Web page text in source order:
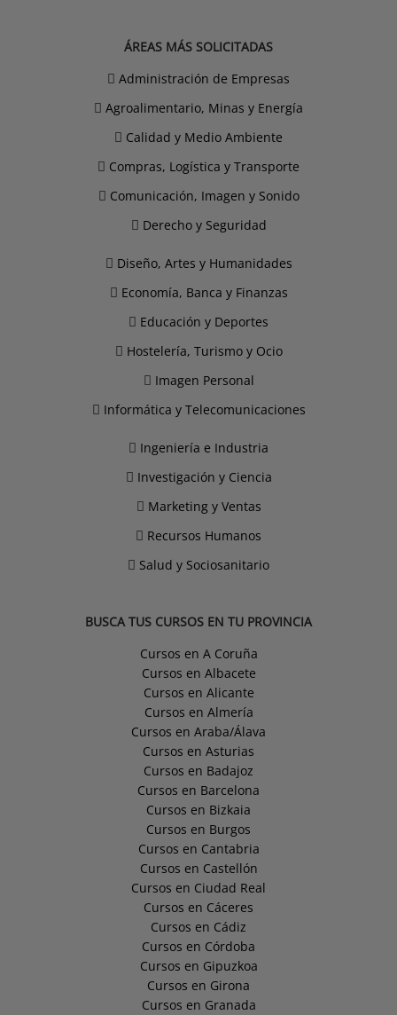
ÁREAS MÁS SOLICITADAS
Administración de Empresas
Agroalimentario, Minas y Energía
Calidad y Medio Ambiente
Compras, Logística y Transporte
Comunicación, Imagen y Sonido
Derecho y Seguridad
Diseño, Artes y Humanidades
Economía, Banca y Finanzas
Educación y Deportes
Hostelería, Turismo y Ocio
Imagen Personal
Informática y Telecomunicaciones
Ingeniería e Industria
Investigación y Ciencia
Marketing y Ventas
Recursos Humanos
Salud y Sociosanitario
BUSCA TUS CURSOS EN TU PROVINCIA
Cursos en A Coruña
Cursos en Albacete
Cursos en Alicante
Cursos en Almería
Cursos en Araba/Álava
Cursos en Asturias
Cursos en Badajoz
Cursos en Barcelona
Cursos en Bizkaia
Cursos en Burgos
Cursos en Cantabria
Cursos en Castellón
Cursos en Ciudad Real
Cursos en Cáceres
Cursos en Cádiz
Cursos en Córdoba
Cursos en Gipuzkoa
Cursos en Girona
Cursos en Granada